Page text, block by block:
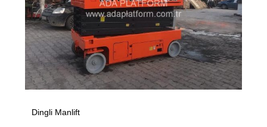
Dingli Manlift